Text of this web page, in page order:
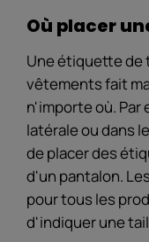
Où placer
Une étiquette de
vêtements fait
n'importe où. Par
latérale ou dans
de placer des
d'un pantalon.
pour tous les
d'indiquer une